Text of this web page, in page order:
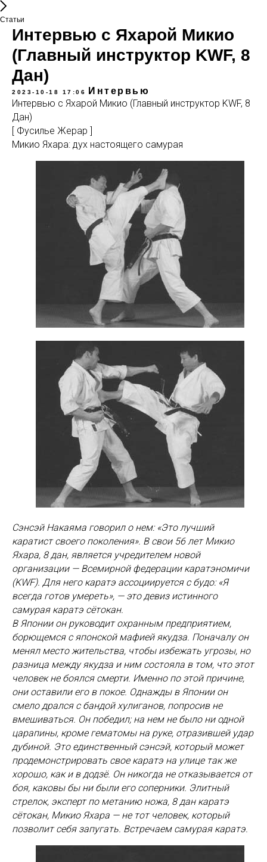
Статьи
Интервью с Яхарой Микио
(Главный инструктор KWF, 8
Дан)
2023-10-18 17:06 Интервью
Интервью с Яхарой Микио (Главный инструктор KWF, 8
Дан)
[ Фусилье Жерар ]
Микио Яхара: дух настоящего самурая
Сэнсэй Накаяма говорил о нем: «Это лучший
каратист своего поколения». В свои 56 лет Микио
Яхара, 8 дан, является учредителем новой
организации — Всемирной федерации каратэномичи
(KWF). Для него каратэ ассоциируется с будо: «Я
всегда готов умереть», — это девиз истинного
самурая каратэ сётокан.
В Японии он руководит охранным предприятием,
борющемся с японской мафией якудза. Поначалу он
менял место жительства, чтобы избежать угрозы, но
разница между якудза и ним состояла в том, что этот
человек не боялся смерти. Именно по этой причине,
они оставили его в покое. Однажды в Японии он
смело дрался с бандой хулиганов, попросив не
вмешиваться. Он победил; на нем не было ни одной
царапины, кроме гематомы на руке, отразившей удар
дубиной. Это единственный сэнсэй, который может
продемонстрировать свое каратэ на улице так же
хорошо, как и в додзё. Он никогда не отказывается от
боя, каковы бы ни были его соперники. Элитный
стрелок, эксперт по метанию ножа, 8 дан каратэ
сётокан, Микио Яхара — не тот человек, который
позволит себя запугать. Встречаем самурая каратэ.